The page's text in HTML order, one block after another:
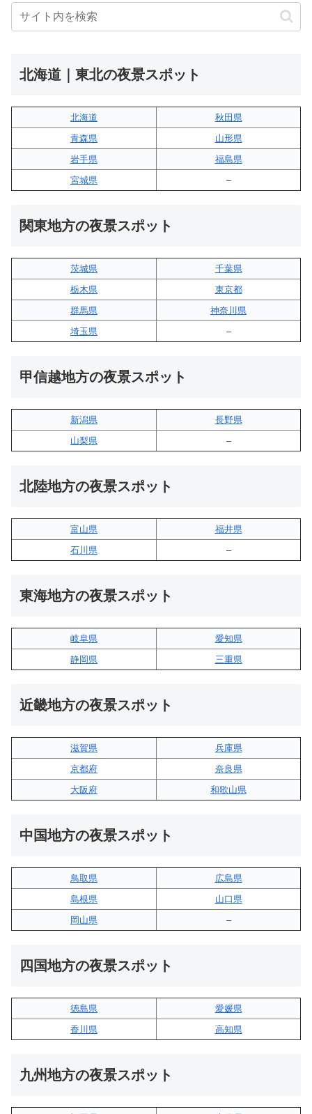
北海道｜東北の夜景スポット
北海道
秋田県
青森県
山形県
岩手県
福島県
宮城県
–
関東地方の夜景スポット
茨城県
千葉県
栃木県
東京都
群馬県
神奈川県
埼玉県
–
甲信越地方の夜景スポット
新潟県
長野県
山梨県
–
北陸地方の夜景スポット
富山県
福井県
石川県
–
東海地方の夜景スポット
岐阜県
愛知県
静岡県
三重県
近畿地方の夜景スポット
滋賀県
兵庫県
京都府
奈良県
大阪府
和歌山県
中国地方の夜景スポット
鳥取県
広島県
島根県
山口県
岡山県
–
四国地方の夜景スポット
徳島県
愛媛県
香川県
高知県
九州地方の夜景スポット